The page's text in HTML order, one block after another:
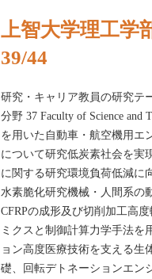
上智大学理工学
39/44
研究・キャリア教員の研究テ
分野 37 Faculty of Science and
を用いた自動車・航空機用エ
について研究低炭素社会を実
に関する研究環境負荷低減に
水素脆化研究機械・人間系の
CFRPの成形及び切削加工高
ミクスと制御計算力学手法を
ョン高度医療技術を支える生
礎、回転デトネーションエン